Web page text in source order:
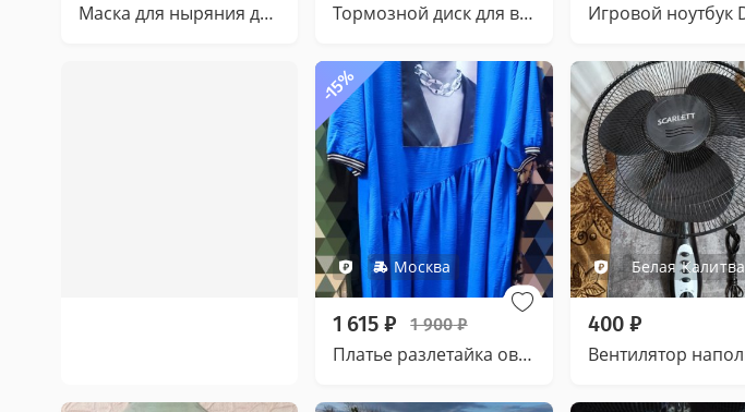
Маска для ныряния детская Тормозной диск для велосипеда 160 мм
-15%
Москва
1 615 ₽ 1 900 ₽
Платье разлетайка оверсайз в размерах 50-56
Белая Калитва
400 ₽